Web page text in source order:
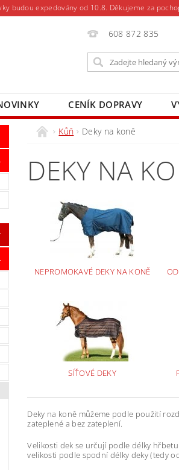
budou expedovány od 10.8. Děkujeme za
608 872 835
CENÍK DOPRAVY
Kůň Deky na koně
DEKY NA
NEPROMOKAVÉ DEKY NA KONĚ
SÍŤOVÉ DEKY
Deky na koně můžeme podle použití
zateplené a bez zateplení.
Velikosti dek se určují podle délky
velikosti podle spodní délky deky (tedy